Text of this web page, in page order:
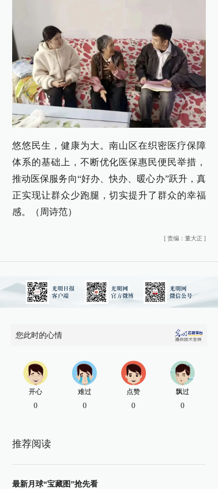
悠悠民生，健康为大。南山区在织密医疗保障
体系的基础上，不断优化医保惠民便民举措，
推动医保服务向“好办、快办、暖心办”跃升，真
正实现让群众少跑腿，切实提升了群众的幸福
感。（周诗范）
[ 责编：董大正 ]
您此时的心情
开心
0
难过
0
点赞
0
飘过
0
推荐阅读
最新月球“宝藏图”抢先看